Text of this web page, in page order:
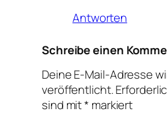
Antworten
Schreibe einen
Deine E-Mail-Adresse
veröffentlicht.
sind mit* markiert